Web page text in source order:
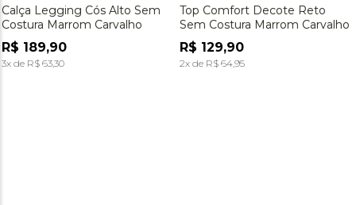
Calça Legging Cós Alto Sem
Costura Marrom Carvalho
R$ 189,90
3x de R$ 63,30
Top Comfort Decote Reto
Sem Costura Marrom Carvalho
R$ 129,90
2x de R$ 64,95